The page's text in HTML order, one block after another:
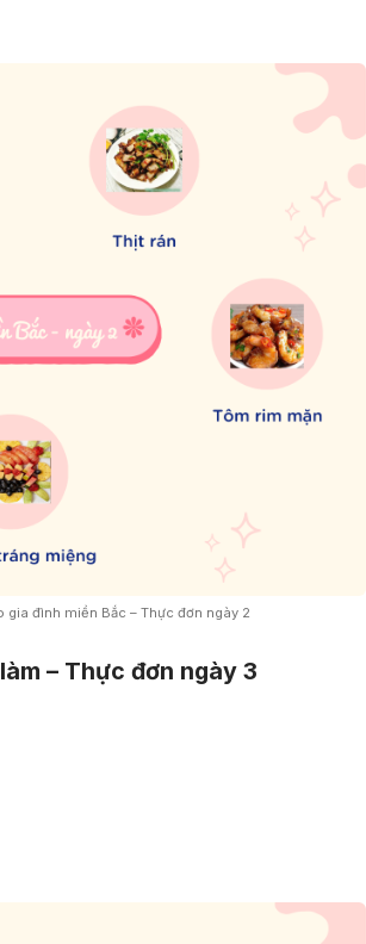
đình miền Bắc – Thực đơn ngày 2
– Thực đơn ngày 3